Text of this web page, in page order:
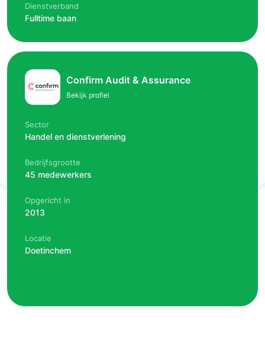
Dienstverband
Fulltime baan
Confirm Audit & Assurance
Bekijk profiel
Sector
Handel en dienstverlening
Bedrijfsgrootte
45 medewerkers
Opgericht in
2013
Locatie
Doetinchem